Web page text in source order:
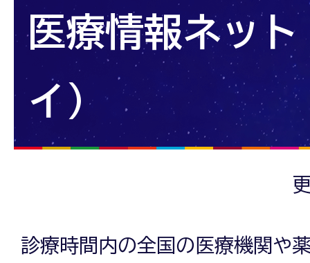
医療情報ネット
イ）
診療時間内の全国の医療機関や